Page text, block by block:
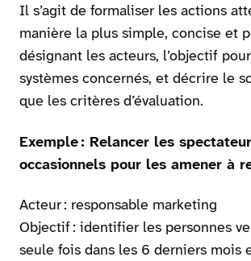
Il s’agit de formaliser les actions
manière la plus simple, concise et
désignant les acteurs, l’objectif
systèmes concernés, et décrire le
que les critères d’évaluation.
Exemple : Relancer les
occasionnels pour les amener à
Acteur : responsable marketing
Objectif : identifier les personnes
seule fois dans les 6 derniers mois